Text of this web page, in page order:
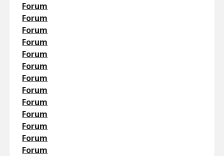
Forum
Forum
Forum
Forum
Forum
Forum
Forum
Forum
Forum
Forum
Forum
Forum
Forum